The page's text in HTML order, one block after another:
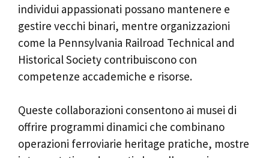
individui appassionati possano mantenere e
gestire vecchi binari, mentre organizzazioni
come la Pennsylvania Railroad Technical and
Historical Society contribuiscono con
competenze accademiche e risorse.
Queste collaborazioni consentono ai musei di
offrire programmi dinamici che combinano
operazioni ferroviarie heritage pratiche, mostre